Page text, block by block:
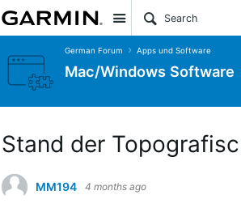
Site
German Forum Apps und Software
Mac/Windows Software
Stand der
MM194 4 months ago